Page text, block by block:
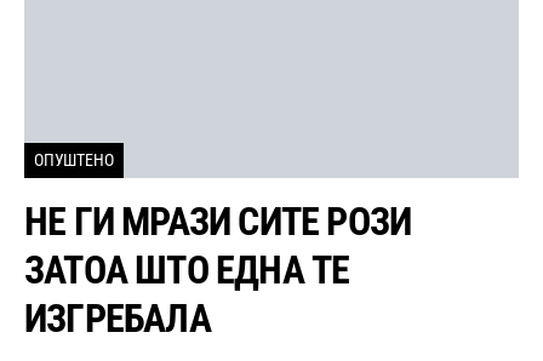
ОПУШТЕНО
НЕ ГИ МРАЗИ СИТЕ РОЗИ
ЗАТОА ШТО ЕДНА ТЕ
ИЗГРЕБАЛА